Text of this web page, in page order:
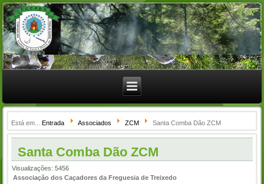
Está em...Entrada Associados ZCM Santa Comba Dão ZCM
Santa Comba Dão ZCM
Visualizações: 5456
Associação dos Caçadores da Freguesia de Treixedo